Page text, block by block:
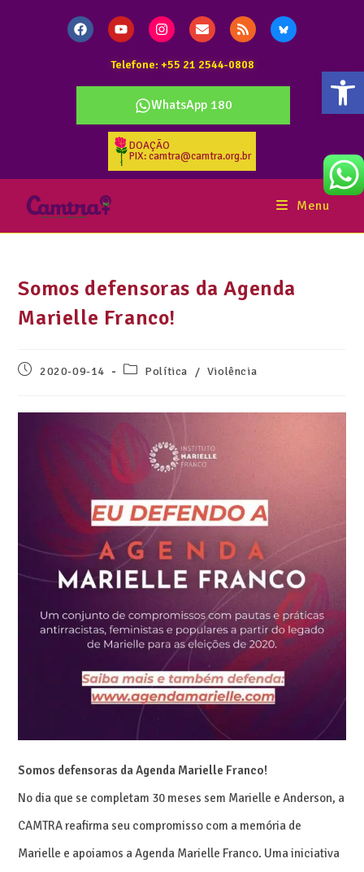
Telefone: +55 21 2544-0808
WhatsApp 180
DOAÇÃO
PIX: camtra@camtra.org.br
Menu
Somos defensoras da Agenda
Marielle Franco!
2020-09-14 Política / Violência
Somos defensoras da Agenda Marielle Franco!
No dia que se completam 30 meses sem Marielle e Anderson, a
CAMTRA reafirma seu compromisso com a memória de
Marielle e apoiamos a Agenda Marielle Franco. Uma iniciativa